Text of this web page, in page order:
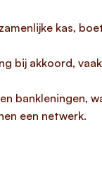
kas,
bij akkoord,
bankleningen,
een netwerk.